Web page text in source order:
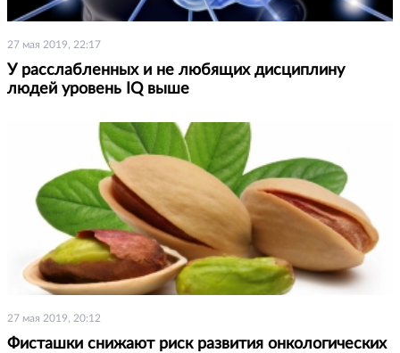
27 мая 2019, 22:17
У расслабленных и не любящих дисциплину
людей уровень IQ выше
27 мая 2019, 20:12
Фисташки снижают риск развития онкологических